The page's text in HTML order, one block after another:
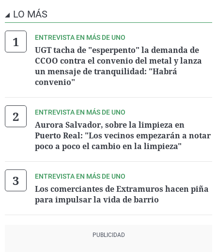
LO MÁS
ENTREVISTA EN MÁS DE UNO
UGT tacha de "esperpento" la demanda de
CCOO contra el convenio del metal y lanza
un mensaje de tranquilidad: "Habrá
convenio"
ENTREVISTA EN MÁS DE UNO
Aurora Salvador, sobre la limpieza en
Puerto Real: "Los vecinos empezarán a notar
poco a poco el cambio en la limpieza"
ENTREVISTA EN MÁS DE UNO
Los comerciantes de Extramuros hacen piña
para impulsar la vida de barrio